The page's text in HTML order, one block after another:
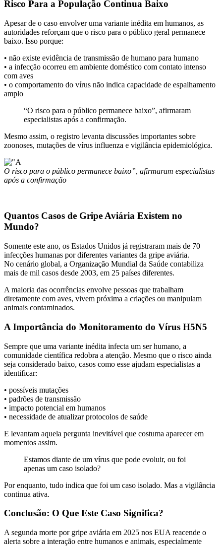
Risco Para a População Continua Baixo
Apesar de o caso envolver uma variante inédita em humanos, as
autoridades reforçam que o risco para o público geral permanece
baixo. Isso porque:
• não existe evidência de transmissão de humano para humano
• a infecção ocorreu em ambiente doméstico com contato intenso
com aves
• o comportamento do vírus não indica capacidade de espalhamento
amplo
“O risco para o público permanece baixo”, afirmaram
especialistas após a confirmação.
Mesmo assim, o registro levanta discussões importantes sobre
zoonoses, mutações de vírus influenza e vigilância epidemiológica.
O risco para o público permanece baixo”, afirmaram especialistas
após a confirmação
Quantos Casos de Gripe Aviária Existem no
Mundo?
Somente este ano, os Estados Unidos já registraram mais de 70
infecções humanas por diferentes variantes da gripe aviária.
No cenário global, a Organização Mundial da Saúde contabiliza
mais de mil casos desde 2003, em 25 países diferentes.
A maioria das ocorrências envolve pessoas que trabalham
diretamente com aves, vivem próxima a criações ou manipulam
animais contaminados.
A Importância do Monitoramento do Vírus H5N5
Sempre que uma variante inédita infecta um ser humano, a
comunidade científica redobra a atenção. Mesmo que o risco ainda
seja considerado baixo, casos como esse ajudam especialistas a
identificar:
• possíveis mutações
• padrões de transmissão
• impacto potencial em humanos
• necessidade de atualizar protocolos de saúde
E levantam aquela pergunta inevitável que costuma aparecer em
momentos assim.
Estamos diante de um vírus que pode evoluir, ou foi
apenas um caso isolado?
Por enquanto, tudo indica que foi um caso isolado. Mas a vigilância
continua ativa.
Conclusão: O Que Este Caso Significa?
A segunda morte por gripe aviária em 2025 nos EUA reacende o
alerta sobre a interação entre humanos e animais, especialmente